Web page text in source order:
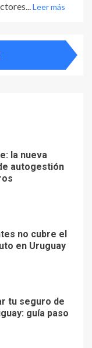
Leer más
la nueva
autogestión
no cubre el
en Uruguay
tu seguro de
guía paso